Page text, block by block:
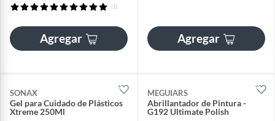
(1)
Agregar Agregar
SONAX
Gel para Cuidado de Plásticos
Xtreme 250Ml
MEGUIARS
Abrillantador de Pintura -
G192 Ultimate Polish